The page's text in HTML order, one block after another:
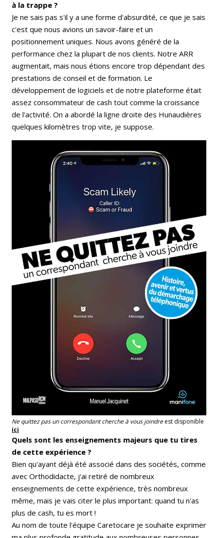
à la trappe ?
Je ne sais pas s'il y a une forme d'absurdité, ce que je sais
c'est que nous avions un savoir-faire et un
positionnement uniques. Nous avons généré de la
performance chez la plupart de nos clients. Notre ARR
augmentait, mais nous étions encore trop dépendant des
prestations de conseil et de formation. Le
développement de logiciels et de notre plateforme était
assez consommateur de cash tout comme la croissance
de l'activité. On a abordé la ligne droite des Hunaudières
quelques kilomètres trop vite, je suppose.
Ne quittez pas un correspondant cherche à vous joindreest disponible
ici
Quels sont les enseignements majeurs que tu tires
de cette expérience ?
Bien qu'ayant déjà été associé dans des sociétés, comme
avec Orthodidacte, j'ai retiré de nombreux
enseignements de cette expérience, très nombreux
même, mais je vais citer le plus important: quand tu n'as
plus de cash, tu es mort !
Au nom de toute l'équipe Caretocare je souhaite exprimer